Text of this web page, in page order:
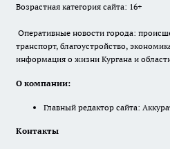
Возрастная категория сайта: 16+
Оперативные новости города:
транспорт, благоустройство,
информация о жизни Кургана и
О компании:
Главный редактор сайта:
Контакты